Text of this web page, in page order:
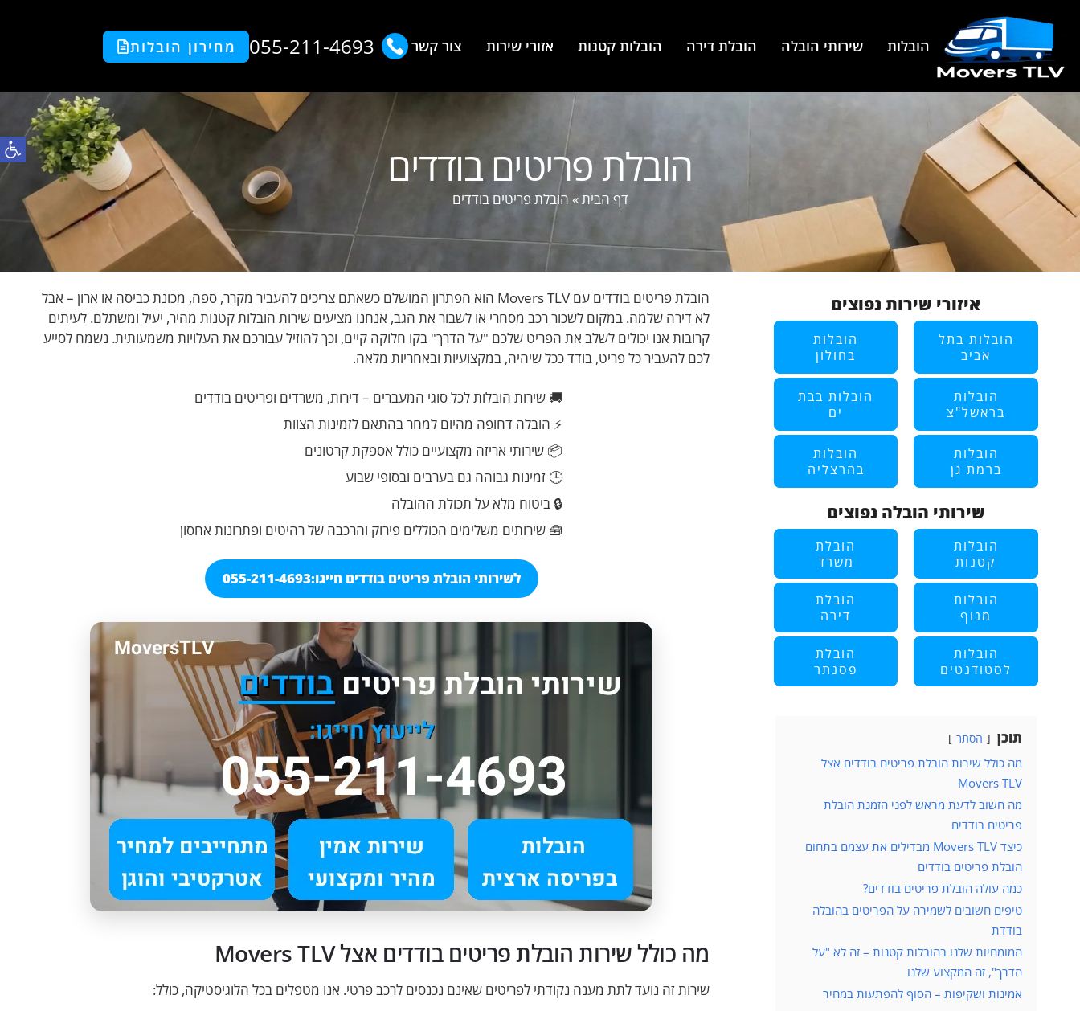
הובלות שירותי הובלה הובלת דירה הובלות קטנות אזורי שירות צור קשר 055-211-4693 מחירון הובלות
הובלת פריטים בודדים
דף הבית» הובלת פריטים בודדים
איזורי שירות נפוצים
הובלות בתל
אביב
הובלות
בחולון
הובלות
בראשל"צ
הובלות בבת
ים
הובלות
ברמת גן
הובלות
בהרצליה
הובלות
קטנות
הובלת
משרד
הובלות
מנוף
הובלת
דירה
הובלות
לסטודנטים
הובלת
פסנתר
שירותי הובלה נפוצים
תוכן הסתר
מה כולל שירות הובלת פריטים בודדים אצל
Movers TLV
מה חשוב לדעת מראש לפני הזמנת הובלת
פריטים בודדים
כיצד Movers TLV מבדילים את עצמם בתחום
הובלת פריטים בודדים
כמה עולה הובלת פריטים בודדים?
טיפים חשובים לשמירה על הפריטים בהובלה
בודדת
המומחיות שלנו בהובלות קטנות – זה לא "על
הדרך", זה המקצוע שלנו
אמינות ושקיפות – הסוף להפתעות במחיר
הובלת פריטים בודדים עם Movers TLV הוא הפתרון המושלם כשאתם צריכים להעביר מקרר, ספה, מכונת כביסה או ארון – אבל
לא דירה שלמה. במקום לשכור רכב מסחרי או לשבור את הגב, אנחנו מציעים שירות הובלות קטנות מהיר, יעיל ומשתלם. לעיתים
קרובות אנו יכולים לשלב את הפריט שלכם "על הדרך" בקו חלוקה קיים, וכך להוזיל עבורכם את העלויות משמעותית. נשמח לסייע
לכם להעביר כל פריט, בודד ככל שיהיה, במקצועיות ובאחריות מלאה.
🚚 שירות הובלות לכל סוגי המעברים – דירות, משרדים ופריטים בודדים
⚡ הובלה דחופה מהיום למחר בהתאם לזמינות הצוות
📦 שירותי אריזה מקצועיים כולל אספקת קרטונים
🕒 זמינות גבוהה גם בערבים ובסופי שבוע
🔒 ביטוח מלא על תכולת ההובלה
🧰 שירותים משלימים הכוללים פירוק והרכבה של רהיטים ופתרונות אחסון
לשירותי הובלת פריטים בודדים חייגו:055-211-4693
מה כולל שירות הובלת פריטים בודדים אצל Movers TLV
שירות זה נועד לתת מענה נקודתי לפריטים שאינם נכנסים לרכב פרטי. אנו מטפלים בכל הלוגיסטיקה, כולל:
פתח